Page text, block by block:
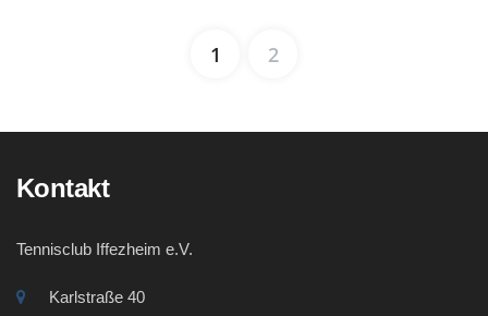
1 2
Kontakt
Tennisclub Iffezheim e.V.
Karlstraße 40